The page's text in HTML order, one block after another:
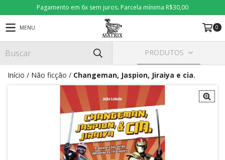
Pagamento em 6x sem juros. Parcela mínima R$30,00
MENU 0
PRODUTOS
Início / Não ficção / Changeman, Jaspion, Jiraiya e cia.